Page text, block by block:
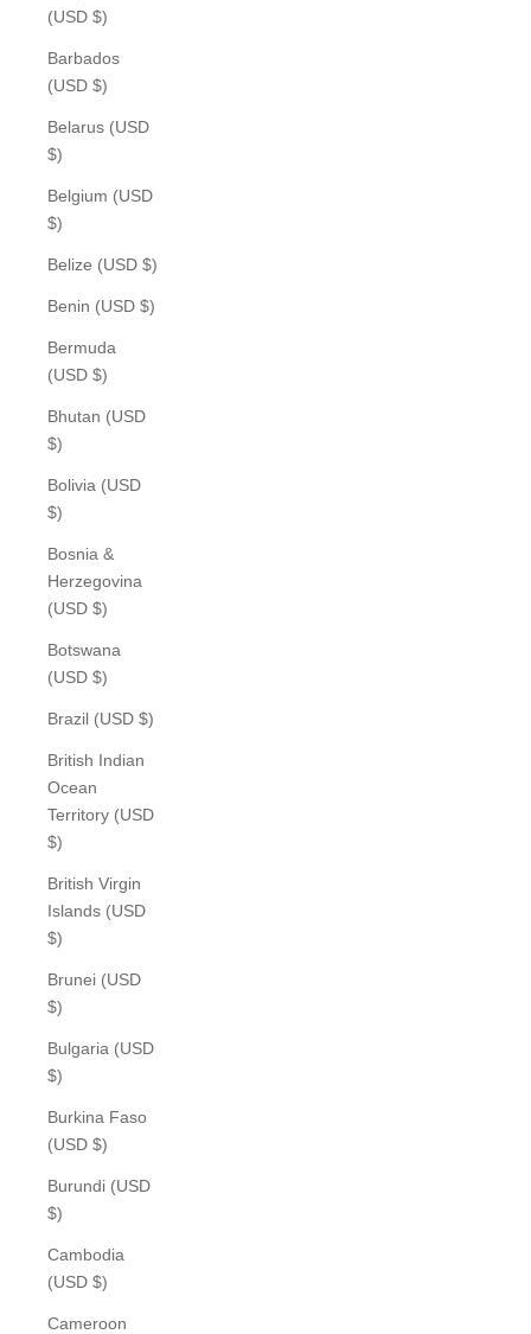
(USD $)
Barbados
(USD $)
Belarus (USD
$)
Belgium (USD
$)
Belize (USD $)
Benin (USD $)
Bermuda
(USD $)
Bhutan (USD
$)
Bolivia (USD
$)
Bosnia &
Herzegovina
(USD $)
Botswana
(USD $)
Brazil (USD $)
British Indian
Ocean
Territory (USD
$)
British Virgin
Islands (USD
$)
Brunei (USD
$)
Bulgaria (USD
$)
Burkina Faso
(USD $)
Burundi (USD
$)
Cambodia
(USD $)
Cameroon